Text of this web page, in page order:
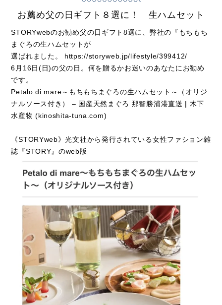
お薦め父の日ギフト８選に！ 生ハムセット
STORYwebのお勧め父の日ギフト8選に、弊社の『もちもち
まぐろの生ハムセットが
選ばれました。 https://storyweb.jp/lifestyle/399412/
6月16日(日)の父の日。何を贈るかお迷いのあなたにお勧め
です。
Petalo di mare～もちもちまぐろの生ハムセット～（オリジ
ナルソース付き） – 国産天然まぐろ 那智勝浦港直送 | 木下
水産物 (kinoshita-tuna.com)
《STORYweb》光文社から発行されている女性ファション雑
誌『STORY』のweb版